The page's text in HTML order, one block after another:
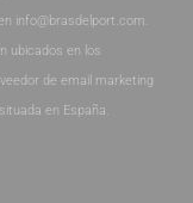
info@brasdelport.com.
ubicados en los
de email marketing
en España.